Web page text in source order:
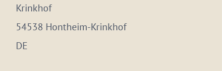
Krinkhof
54538 Hontheim-Krinkhof
DE